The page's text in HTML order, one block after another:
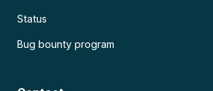
Status
Bug bounty program